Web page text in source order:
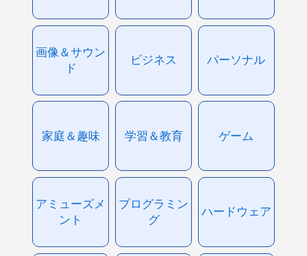
画像＆サウン
ド
ビジネス パーソナル
家庭＆趣味 学習＆教育 ゲーム
アミューズメ
ント
プログラミン
グ
ハードウェア